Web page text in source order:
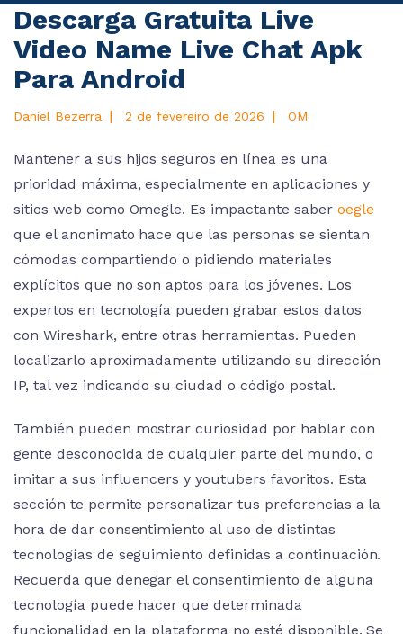
Descarga Gratuita Live
Video Name Live Chat Apk
Para Android
Daniel Bezerra | 2 de fevereiro de 2026 | OM
Mantener a sus hijos seguros en línea es una
prioridad máxima, especialmente en aplicaciones y
sitios web como Omegle. Es impactante saber oegle
que el anonimato hace que las personas se sientan
cómodas compartiendo o pidiendo materiales
explícitos que no son aptos para los jóvenes. Los
expertos en tecnología pueden grabar estos datos
con Wireshark, entre otras herramientas. Pueden
localizarlo aproximadamente utilizando su dirección
IP, tal vez indicando su ciudad o código postal.
También pueden mostrar curiosidad por hablar con
gente desconocida de cualquier parte del mundo, o
imitar a sus influencers y youtubers favoritos. Esta
sección te permite personalizar tus preferencias a la
hora de dar consentimiento al uso de distintas
tecnologías de seguimiento definidas a continuación.
Recuerda que denegar el consentimiento de alguna
tecnología puede hacer que determinada
funcionalidad en la plataforma no esté disponible. Se